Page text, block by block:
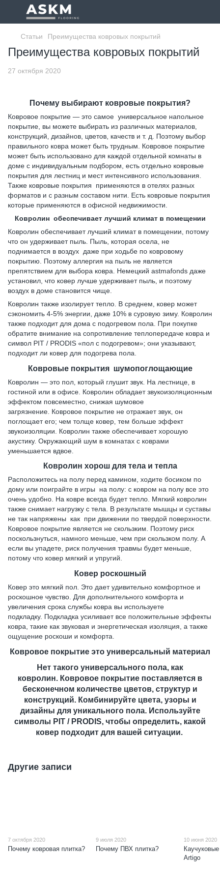
Статьи Преимущества ковровых покрытий
Преимущества ковровых покрытий
27 октября 2020
Почему выбирают ковровые покрытия?
Ковровое покрытие — это самое универсальное напольное
покрытие, вы можете выбирать из различных материалов,
конструкций, дизайнов, цветов, качеств и т. д. Поэтому выбор
правильного ковра может быть трудным. Ковровое покрытие
может быть использовано для каждой отдельной комнаты в
доме с индивидуальным подбором, есть отдельно ковровые
покрытия для лестниц и мест интенсивного использования.
Также ковровые покрытия применяются в отелях разных
форматов и с разным составом нити. Есть ковровые покрытия
которые применяются в офисной недвижимости.
Ковролин обеспечивает лучший климат в помещении
Ковролин обеспечивает лучший климат в помещении, потому
что он удерживает пыль. Пыль, которая осела, не
поднимается в воздух даже при ходьбе по ковровому
покрытию. Поэтому аллергия на пыль не является
препятствием для выбора ковра. Немецкий astmafonds даже
установил, что ковер лучше удерживает пыль, и поэтому
воздух в доме становится чище.
Ковролин также изолирует тепло. В среднем, ковер может
сэкономить 4-5% энергии, даже 10% в суровую зиму. Ковролин
также подходит для дома с подогревом пола. При покупке
обратите внимание на сопротивление теплопередаче ковра и
символ PIT / PRODIS «пол с подогревом»; они указывают,
подходит ли ковер для подогрева пола.
Ковровые покрытия шумопоглощающие
Ковролин — это пол, который глушит звук. На лестнице, в
гостиной или в офисе. Ковролин обладает звукоизоляционным
эффектом повсеместно, снижая шумовое
загрязнение. Ковровое покрытие не отражает звук, он
поглощает его; чем толще ковер, тем больше эффект
звукоизоляции. Ковролин также обеспечивает хорошую
акустику. Окружающий шум в комнатах с коврами
уменьшается вдвое.
Ковролин хорош для тела и тепла
Расположитесь на полу перед камином, ходите босиком по
дому или поиграйте в игры на полу: с ковром на полу все это
очень удобно. На ковре всегда будет тепло. Мягкий ковролин
также снимает нагрузку с тела. В результате мышцы и суставы
не так напряжены как при движении по твердой поверхности.
Ковровое покрытие является не скользким. Поэтому риск
поскользнуться, намного меньше, чем при скользком полу. А
если вы упадете, риск получения травмы будет меньше,
потому что ковер мягкий и упругий.
Ковер роскошный
Ковер это мягкий пол. Это дает удивительно комфортное и
роскошное чувство. Для дополнительного комфорта и
увеличения срока службы ковра вы используете
подкладку. Подкладка усиливает все положительные эффекты
ковра, такие как звуковая и энергетическая изоляция, а также
ощущение роскоши и комфорта.
Ковровое покрытие это универсальный материал
Нет такого универсального пола, как
ковролин. Ковровое покрытие поставляется в
бесконечном количестве цветов, структур и
конструкций. Комбинируйте цвета, узоры и
дизайны для уникального пола. Используйте
символы PIT / PRODIS, чтобы определить, какой
ковер подходит для вашей ситуации.
Другие записи
7 октября 2020
Почему ковровая плитка?
9 июля 2020
Почему ПВХ плитка?
10 июня 2020
Artigo